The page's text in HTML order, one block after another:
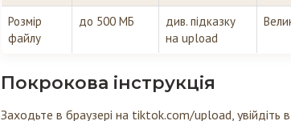
Розмір
файлу
до 500 МБ
див. підказку
на upload
Покрокова інструкція
Заходьте в браузері на tiktok.com/upload, увійдіть в